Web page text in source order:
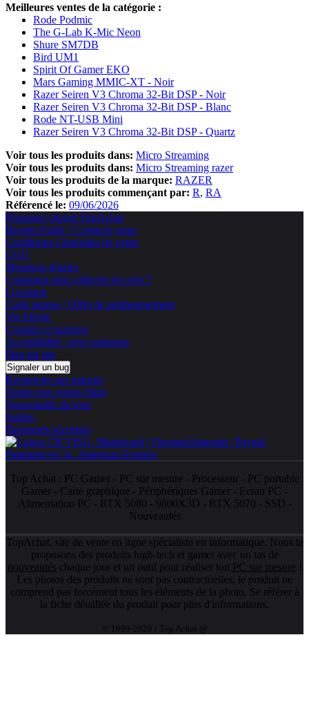
Meilleures ventes de la catégorie :
Rode Podmic
The G-Lab K-Mic Neon
Shure SM7DB
Bird UM1
Spirit Of Gamer EKO
Mars Gaming MMIC-XT - Noir
Razer Seiren V3 Chroma 32-Bit DSP - Noir
Razer Seiren V3 Chroma 32-Bit DSP - Blanc
Rode NT-USB Mini
Razer Seiren V3 Chroma 32-Bit DSP - Quartz
Voir tous les produits dans: Micro Streaming
Voir tous les produits dans: Micro Streaming razer
Voir tous les produits de la marque: RAZER
Voir tous les produits commençant par: R RA
Référencé le: 09/06/2026
Pourquoi choisir TopAchat
Besoin d'aide ? Contacte nous
Conditions Générales de vente
CGU
Mentions légales
Comment sont collectés les avis ?
Livraison
Code promo / Offre de remboursement
Vie Privée
Cookies et trackers
Accessibilité : non conforme
Plan du site
Signaler un bug
Recherche par marque
Toutes nos ventes flash
Nouveautés du jour
Soldes
Paiements sécurisés
Top Achat : PC Gamer- PC sur mesure - Processeur- PC portable
Gamer - Carte graphique - Périphériques Gamer - Ecran PC -
Alimentation PC - RTX 5080 - 9800X3D - RTX 5070 - SSD -
Nouveautés
TopAchat, site de vente en ligne spécialiste en informatique. Nous te
proposons des produits high-tech et gamer avec un tas de
nouveautés chaque jour et un outil pour réaliser ton PC sur mesure !
Les photos des produits ne sont pas contractuelles; le produit ne
comprend pas forcément tous les éléments de la photo. Se référer à
la fiche détaillée du produit pour plus d'informations.
© 1999-2026 / Top Achat @